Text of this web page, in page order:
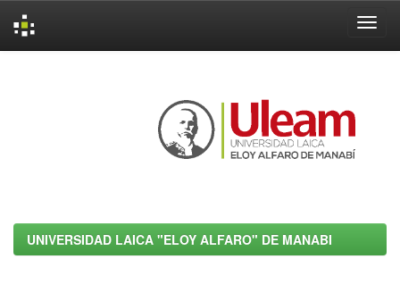
UNIVERSIDAD LAICA "ELOY ALFARO" DE MANABI